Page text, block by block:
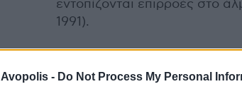
Avopolis - Do Not Process My Personal
εντοπίζονται επιρροές στο
1991).